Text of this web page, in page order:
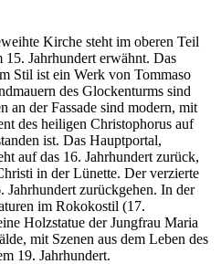
Kirche steht im oberen Teil
Jahrhundert erwähnt. Das
Stil ist ein Werk von Tommaso
des Glockenturms sind
an der Fassade sind modern, mit
des heiligen Christophorus auf
ist. Das Hauptportal,
auf das 16. Jahrhundert zurück,
in der Lünette. Der verzierte
Jahrhundert zurückgehen. In der
im Rokokostil (17.
Holzstatue der Jungfrau Maria
mit Szenen aus dem Leben des
19. Jahrhundert.